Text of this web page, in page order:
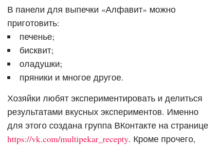
В панели для выпечки «Алфавит» можно
приготовить:
печенье;
бисквит;
оладушки;
пряники и многое другое.
Хозяйки любят экспериментировать и делиться
результатами вкусных экспериментов. Именно
для этого создана группа ВКонтакте на странице
https://vk.com/multipekar_recepty. Кроме прочего,